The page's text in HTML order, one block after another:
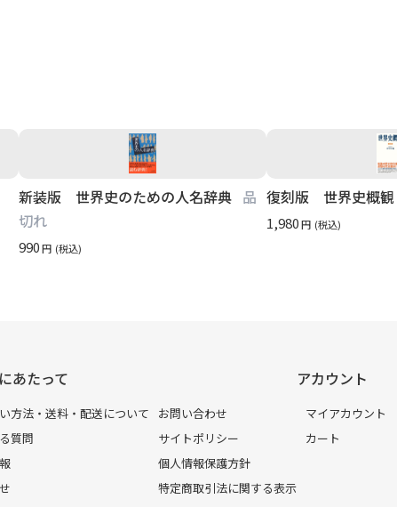
新装版 世界史のための人名辞典 品
切れ
990円 (税込)
復刻版 世界史概観
1,980円 (税込)
あたって
方法・送料・配送について
質問
お問い合わせ
サイトポリシー
個人情報保護方針
特定商取引法に関する表示
アカウント
マイアカウント
カート